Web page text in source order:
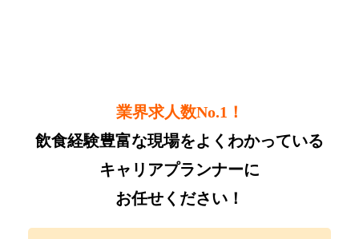
業界求人数No.1！
飲食経験豊富な現場をよくわかっている
キャリアプランナーに
お任せください！